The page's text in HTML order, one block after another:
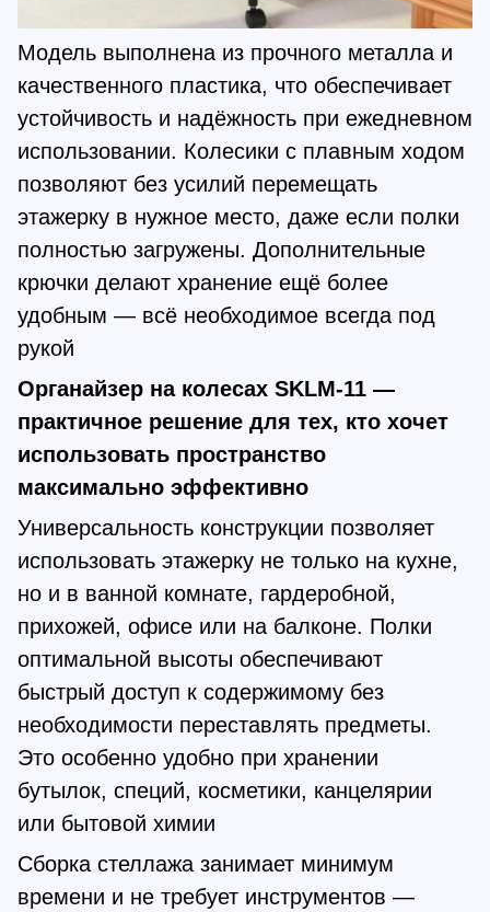
Модель выполнена из прочного металла и
качественного пластика, что обеспечивает
устойчивость и надёжность при ежедневном
использовании. Колесики с плавным ходом
позволяют без усилий перемещать
этажерку в нужное место, даже если полки
полностью загружены. Дополнительные
крючки делают хранение ещё более
удобным — всё необходимое всегда под
рукой
Органайзер на колесах SKLM-11 —
практичное решение для тех, кто хочет
использовать пространство
максимально эффективно
Универсальность конструкции позволяет
использовать этажерку не только на кухне,
но и в ванной комнате, гардеробной,
прихожей, офисе или на балконе. Полки
оптимальной высоты обеспечивают
быстрый доступ к содержимому без
необходимости переставлять предметы.
Это особенно удобно при хранении
бутылок, специй, косметики, канцелярии
или бытовой химии
Сборка стеллажа занимает минимум
времени и не требует инструментов —